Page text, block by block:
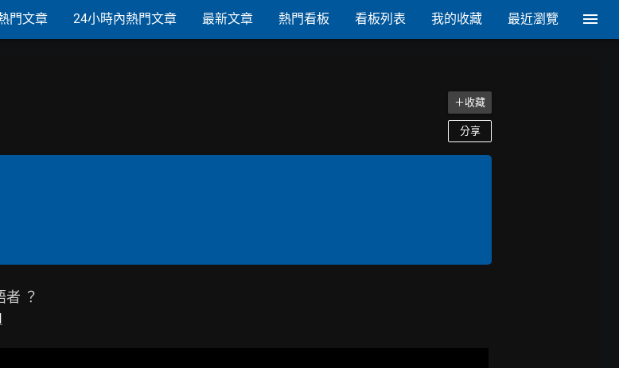
門文章 24小時內熱門文章 最新文章 熱門看板 看板列表 我的收藏 最近瀏覽
＋收藏
分享